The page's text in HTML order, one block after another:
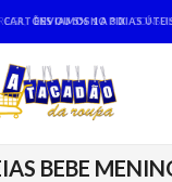
ENVIAMOS 1 A 3 DIAS
CARTÕES OU 5% NO PIX
BEBE